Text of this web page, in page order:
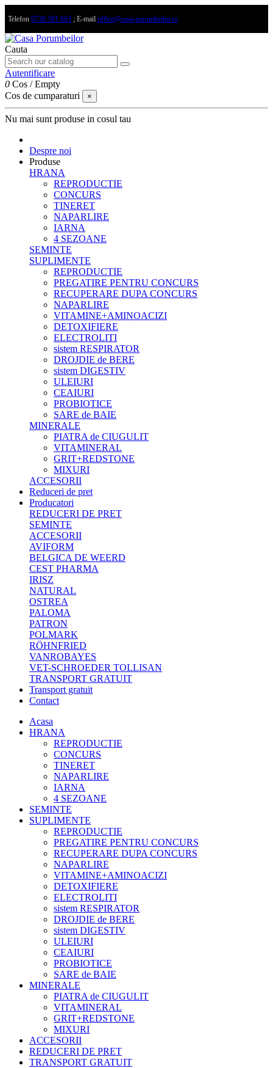
Telefon 0730 591 663 ; E-mail office@casa-porumbeilor.ro
Cauta
Autentificare
0 Cos /Empty
Cos de cumparaturi
×
Nu mai sunt produse in cosul tau
Despre noi
Produse
HRANA
REPRODUCTIE
CONCURS
TINERET
NAPARLIRE
IARNA
4 SEZOANE
SEMINTE
SUPLIMENTE
REPRODUCTIE
PREGATIRE PENTRU CONCURS
RECUPERARE DUPA CONCURS
NAPARLIRE
VITAMINE+AMINOACIZI
DETOXIFIERE
ELECTROLITI
sistem RESPIRATOR
DROJDIE de BERE
sistem DIGESTIV
ULEIURI
CEAIURI
PROBIOTICE
SARE de BAIE
MINERALE
PIATRA de CIUGULIT
VITAMINERAL
GRIT+REDSTONE
MIXURI
ACCESORII
Reduceri de pret
Producatori
REDUCERI DE PRET
SEMINTE
ACCESORII
AVIFORM
BELGICA DE WEERD
CEST PHARMA
IRISZ
NATURAL
OSTREA
PALOMA
PATRON
POLMARK
RÖHNFRIED
VANROBAYES
VET-SCHROEDER TOLLISAN
TRANSPORT GRATUIT
Transport gratuit
Contact
Acasa
HRANA
REPRODUCTIE
CONCURS
TINERET
NAPARLIRE
IARNA
4 SEZOANE
SEMINTE
SUPLIMENTE
REPRODUCTIE
PREGATIRE PENTRU CONCURS
RECUPERARE DUPA CONCURS
NAPARLIRE
VITAMINE+AMINOACIZI
DETOXIFIERE
ELECTROLITI
sistem RESPIRATOR
DROJDIE de BERE
sistem DIGESTIV
ULEIURI
CEAIURI
PROBIOTICE
SARE de BAIE
MINERALE
PIATRA de CIUGULIT
VITAMINERAL
GRIT+REDSTONE
MIXURI
ACCESORII
REDUCERI DE PRET
TRANSPORT GRATUIT